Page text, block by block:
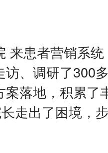
来患者营销系
、调研了300
案落地，积累了
走出了困境，